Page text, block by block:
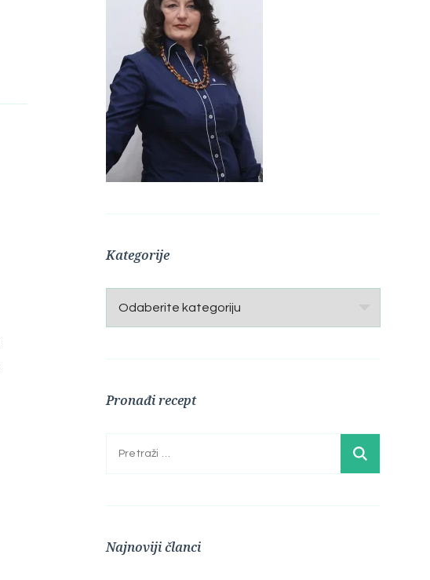
Kategorije
Kategorije
Pronađi recept
Pretraga:
Najnoviji članci